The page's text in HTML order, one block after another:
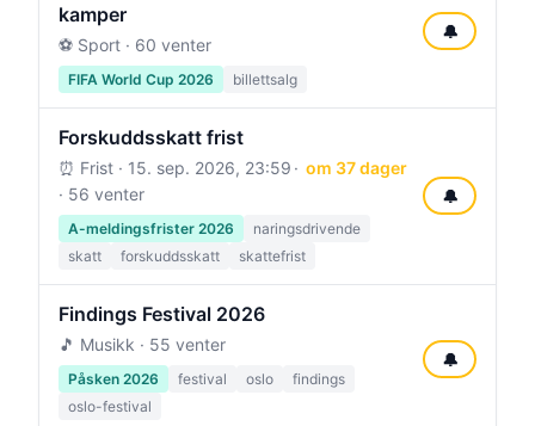
kamper
⚽ Sport · 60 venter
FIFA World Cup 2026 billettsalg
🔔
Forskuddsskatt frist
⏰ Frist · 15. sep. 2026, 23:59
om 37 dager
· 56 venter
A-meldingsfrister 2026
naringsdrivende
skatt
forskuddsskatt skattefrist
🔔
Findings Festival 2026
🎵 Musikk · 55 venter
Påsken 2026 festival oslo
findings
oslo-festival
🔔